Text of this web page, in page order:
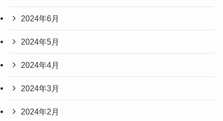
2024年6月
2024年5月
2024年4月
2024年3月
2024年2月